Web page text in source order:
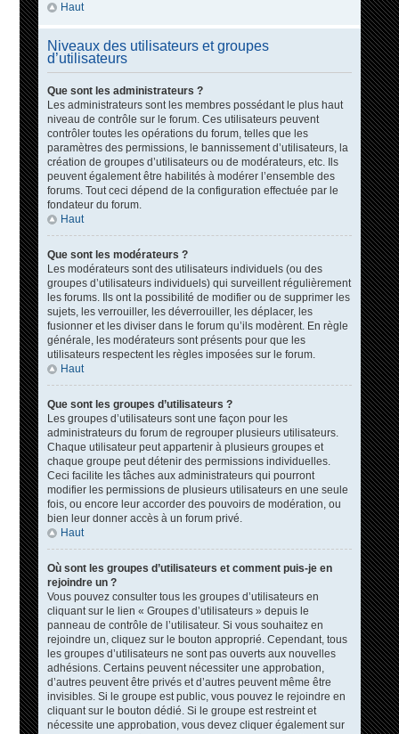
Haut
Niveaux des utilisateurs et groupes
d’utilisateurs
Que sont les administrateurs ?
Les administrateurs sont les membres possédant le plus haut
niveau de contrôle sur le forum. Ces utilisateurs peuvent
contrôler toutes les opérations du forum, telles que les
paramètres des permissions, le bannissement d’utilisateurs, la
création de groupes d’utilisateurs ou de modérateurs, etc. Ils
peuvent également être habilités à modérer l’ensemble des
forums. Tout ceci dépend de la configuration effectuée par le
fondateur du forum.
Haut
Que sont les modérateurs ?
Les modérateurs sont des utilisateurs individuels (ou des
groupes d’utilisateurs individuels) qui surveillent régulièrement
les forums. Ils ont la possibilité de modifier ou de supprimer les
sujets, les verrouiller, les déverrouiller, les déplacer, les
fusionner et les diviser dans le forum qu’ils modèrent. En règle
générale, les modérateurs sont présents pour que les
utilisateurs respectent les règles imposées sur le forum.
Haut
Que sont les groupes d’utilisateurs ?
Les groupes d’utilisateurs sont une façon pour les
administrateurs du forum de regrouper plusieurs utilisateurs.
Chaque utilisateur peut appartenir à plusieurs groupes et
chaque groupe peut détenir des permissions individuelles.
Ceci facilite les tâches aux administrateurs qui pourront
modifier les permissions de plusieurs utilisateurs en une seule
fois, ou encore leur accorder des pouvoirs de modération, ou
bien leur donner accès à un forum privé.
Haut
Où sont les groupes d’utilisateurs et comment puis-je en
rejoindre un ?
Vous pouvez consulter tous les groupes d’utilisateurs en
cliquant sur le lien « Groupes d’utilisateurs » depuis le
panneau de contrôle de l’utilisateur. Si vous souhaitez en
rejoindre un, cliquez sur le bouton approprié. Cependant, tous
les groupes d’utilisateurs ne sont pas ouverts aux nouvelles
adhésions. Certains peuvent nécessiter une approbation,
d’autres peuvent être privés et d’autres peuvent même être
invisibles. Si le groupe est public, vous pouvez le rejoindre en
cliquant sur le bouton dédié. Si le groupe est restreint et
nécessite une approbation, vous devez cliquer également sur